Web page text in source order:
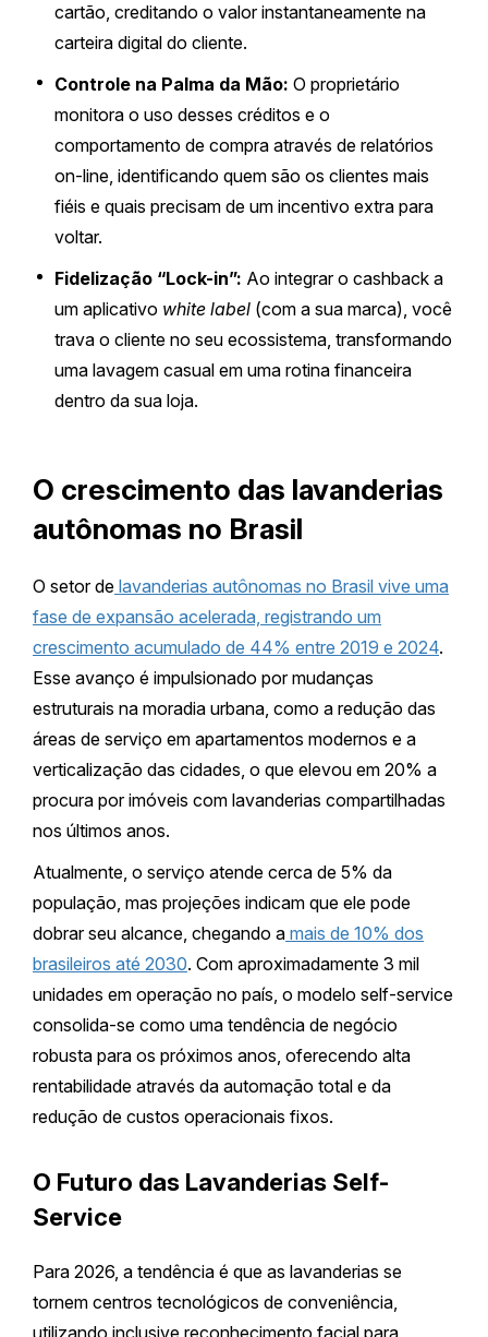
cartão, creditando o valor instantaneamente na
carteira digital do cliente.
Controle na Palma da Mão: O proprietário
monitora o uso desses créditos e o
comportamento de compra através de relatórios
on-line, identificando quem são os clientes mais
fiéis e quais precisam de um incentivo extra para
voltar.
Fidelização “Lock-in”: Ao integrar o cashback a
um aplicativo white label (com a sua marca), você
trava o cliente no seu ecossistema, transformando
uma lavagem casual em uma rotina financeira
dentro da sua loja.
O crescimento das lavanderias
autônomas no Brasil
O setor de lavanderias autônomas no Brasil vive uma
fase de expansão acelerada, registrando um
crescimento acumulado de 44% entre 2019 e 2024.
Esse avanço é impulsionado por mudanças
estruturais na moradia urbana, como a redução das
áreas de serviço em apartamentos modernos e a
verticalização das cidades, o que elevou em 20% a
procura por imóveis com lavanderias compartilhadas
nos últimos anos.
Atualmente, o serviço atende cerca de 5% da
população, mas projeções indicam que ele pode
dobrar seu alcance, chegando a mais de 10% dos
brasileiros até 2030. Com aproximadamente 3 mil
unidades em operação no país, o modelo self-service
consolida-se como uma tendência de negócio
robusta para os próximos anos, oferecendo alta
rentabilidade através da automação total e da
redução de custos operacionais fixos.
O Futuro das Lavanderias Self-
Service
Para 2026, a tendência é que as lavanderias se
tornem centros tecnológicos de conveniência,